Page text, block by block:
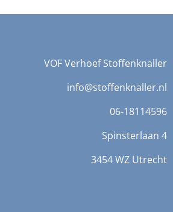
VOF Verhoef Stoffenknaller
info@stoffenknaller.nl
06-18114596
Spinsterlaan 4
3454 WZ Utrecht